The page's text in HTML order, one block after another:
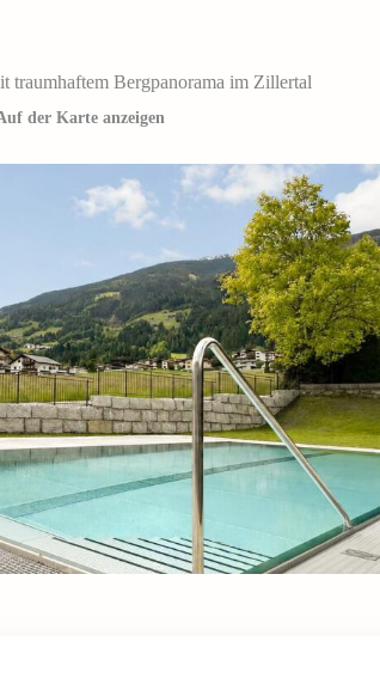
traumhaftem Bergpanorama im Zillertal
der Karte anzeigen